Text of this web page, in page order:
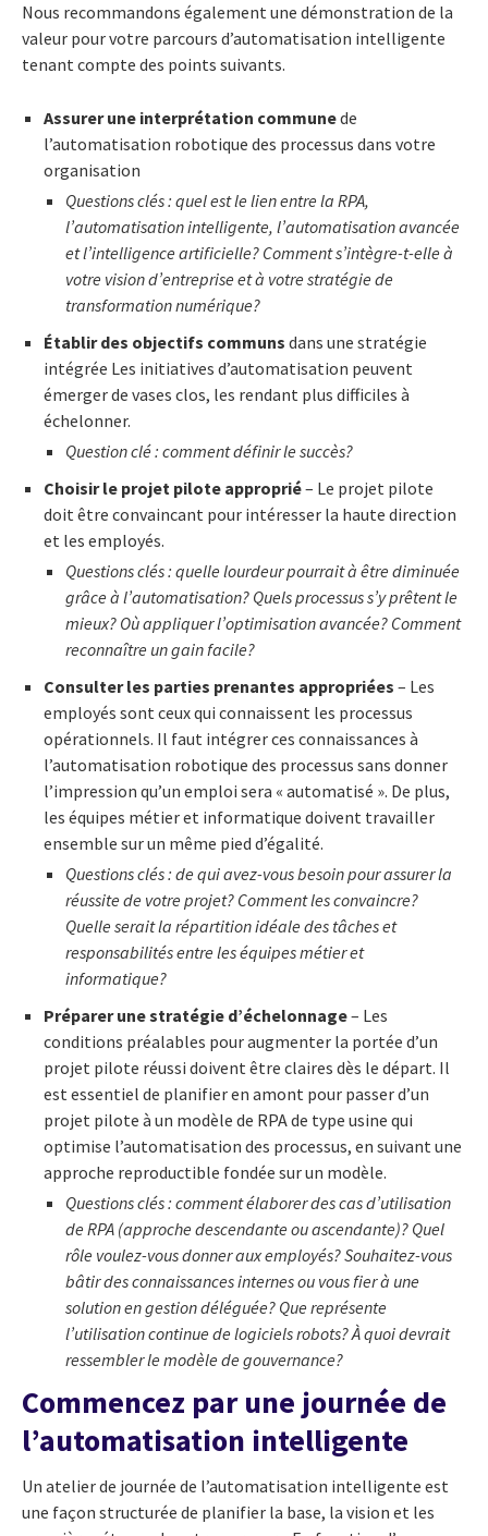
Nous recommandons également une démonstration de la
valeur pour votre parcours d’automatisation intelligente
tenant compte des points suivants.
Assurer une interprétation communede
l’automatisation robotique des processus dans votre
organisation
Questions clés : quel est le lien entre la RPA,
l’automatisation intelligente, l’automatisation avancée
et l’intelligence artificielle? Comment s’intègre-t-elle à
votre vision d’entreprise et à votre stratégie de
transformation numérique?
Établir des objectifs communs dans une stratégie
intégrée Les initiatives d’automatisation peuvent
émerger de vases clos, les rendant plus difficiles à
échelonner.
Question clé : comment définir le succès?
Choisir le projet pilote approprié– Le projet pilote
doit être convaincant pour intéresser la haute direction
et les employés.
Questions clés : quelle lourdeur pourrait à être diminuée
grâce à l’automatisation? Quels processus s’y prêtent le
mieux? Où appliquer l’optimisation avancée? Comment
reconnaître un gain facile?
Consulter les parties prenantes appropriées – Les
employés sont ceux qui connaissent les processus
opérationnels. Il faut intégrer ces connaissances à
l’automatisation robotique des processus sans donner
l’impression qu’un emploi sera « automatisé ». De plus,
les équipes métier et informatique doivent travailler
ensemble sur un même pied d’égalité.
Questions clés : de qui avez-vous besoin pour assurer la
réussite de votre projet? Comment les convaincre?
Quelle serait la répartition idéale des tâches et
responsabilités entre les équipes métier et
informatique?
Préparer une stratégie d’échelonnage– Les
conditions préalables pour augmenter la portée d’un
projet pilote réussi doivent être claires dès le départ. Il
est essentiel de planifier en amont pour passer d’un
projet pilote à un modèle de RPA de type usine qui
optimise l’automatisation des processus, en suivant une
approche reproductible fondée sur un modèle.
Questions clés: comment élaborer des cas d’utilisation
de RPA (approche descendante ou ascendante)? Quel
rôle voulez-vous donner aux employés? Souhaitez-vous
bâtir des connaissances internes ou vous fier à une
solution en gestion déléguée? Que représente
l’utilisation continue de logiciels robots? À quoi devrait
ressembler le modèle de gouvernance?
Commencez par une journée de
l’automatisation intelligente
Un atelier de journée de l’automatisation intelligente est
une façon structurée de planifier la base, la vision et les